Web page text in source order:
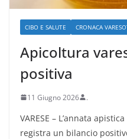
CIBO E SALUTE CRONACA
Apicoltura
positiva
11 Giugno 2026 .
VARESE – L’annata
registra un bilancio